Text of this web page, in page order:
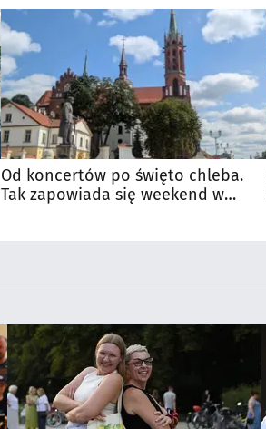
Od koncertów po święto chleba.
Tak zapowiada się weekend w